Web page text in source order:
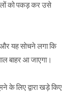
को पकड़ कर उसे
यह सोचने लगा कि
बाहर आ जाएगा।
के लिए द्वारा खड़े किए